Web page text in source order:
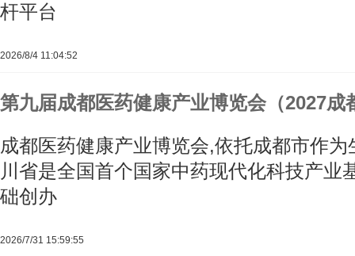
杆平台
2026/8/4 11:04:52
第九届成都医药健康产业博览会（2027成
成都医药健康产业博览会,依托成都市作
川省是全国首个国家中药现代化科技产业
础创办
2026/7/31 15:59:55